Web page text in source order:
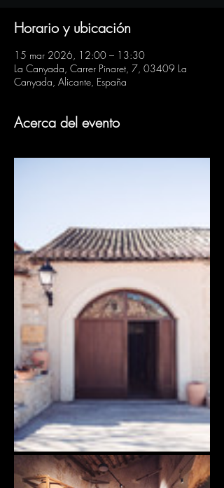
Horario y ubicación
15 mar 2026, 12:00 – 13:30
La Canyada, Carrer Pinaret, 7, 03409 La
Canyada, Alicante, España
Acerca del evento